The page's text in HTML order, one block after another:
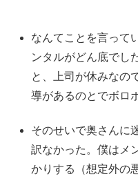
なんてことを言って
ンタルがどん底でし
と、上司が休みなの
導があるのとでボロ
そのせいで奥さんに
訳なかった。僕はメ
かりする（想定外の